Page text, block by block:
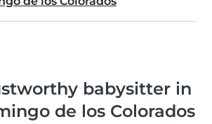
babysitter in
de los Colorados